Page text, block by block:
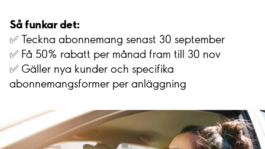
Så funkar det:
✅ Teckna abonnemang senast 30 september
✅ Få 50% rabatt per månad fram till 30 nov
✅ Gäller nya kunder och specifika
abonnemangsformer per anläggning